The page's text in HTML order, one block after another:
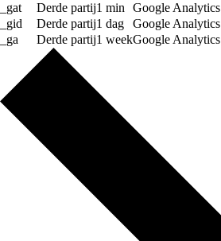
_gat
Derde partij1 min
Google Analytics
_gid
Derde partij1 dag
Google Analytics
_ga
Derde partij1 weekGoogle Analytics